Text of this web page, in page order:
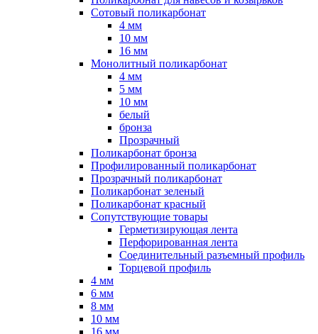
Сотовый поликарбонат
4 мм
10 мм
16 мм
Монолитный поликарбонат
4 мм
5 мм
10 мм
белый
бронза
Прозрачный
Поликарбонат бронза
Профилированный поликарбонат
Прозрачный поликарбонат
Поликарбонат зеленый
Поликарбонат красный
Сопутствующие товары
Герметизирующая лента
Перфорированная лента
Соединительный разъемный профиль
Торцевой профиль
4 мм
6 мм
8 мм
10 мм
16 мм